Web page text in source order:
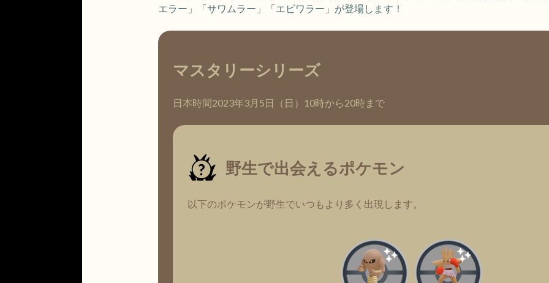
エラー」「サワムラー」「エビワラー」が登場します！
マスタリーシリーズ
日本時間2023年3月5日（日）10時から20時まで
野生で出会えるポケモン
以下のポケモンが野生でいつもより多く出現します。